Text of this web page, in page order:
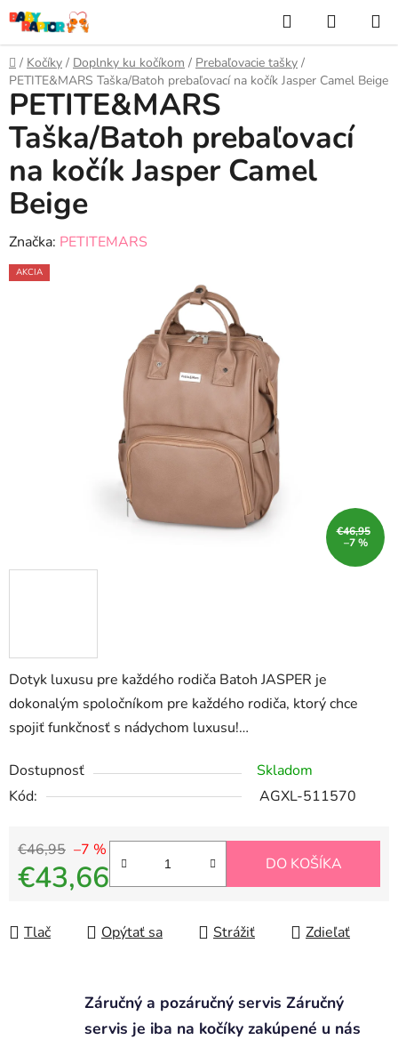
Prejsť
na
obsah
Hľadať
KOŠÍK
Domov
/ Kočíky / Doplnky ku kočíkom / Prebaľovacie tašky /
PETITE&MARS Taška/Batoh prebaľovací na kočík Jasper Camel Beige
Dotyk luxusu pre každého rodiča Batoh JASPER je
dokonalým spoločníkom pre každého rodiča, ktorý chce
spojiť funkčnosť s nádychom luxusu!…
Dostupnosť
Skladom
Kód:
AGXL-511570
€46,95 –7 %
€43,66 DO KOŠÍKA
Tlač Opýtať sa Strážiť Zdieľať
PETITE&MARS
Taška/Batoh prebaľovací
na kočík Jasper Camel
Beige
Značka: PETITEMARS
AKCIA
€46,95
–7 %
Záručný a pozáručný servis Záručný
servis je iba na kočíky zakúpené u nás